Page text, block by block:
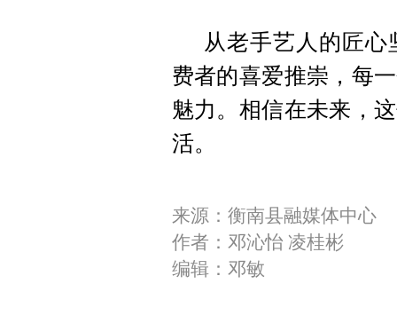
从老手艺人的匠
费者的喜爱推崇，每
魅力。相信在未来，
活。
来源：衡南县融媒体中心
作者：邓沁怡 凌桂彬
编辑：邓敏